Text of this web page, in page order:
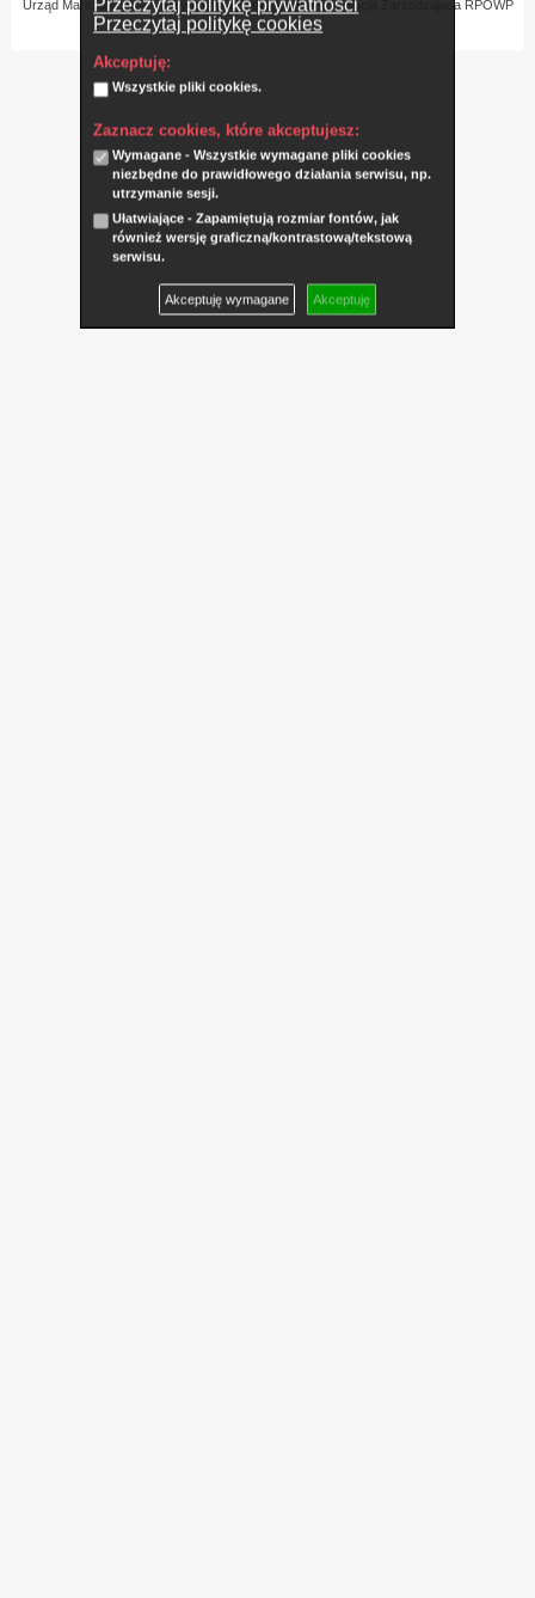
Przeczytaj politykę prywatności
Przeczytaj politykę cookies
Akceptuję:
Wszystkie pliki cookies.
Zaznacz cookies, które akceptujesz:
Wymagane - Wszystkie wymagane pliki cookies
niezbędne do prawidłowego działania serwisu, np.
utrzymanie sesji.
Ułatwiające - Zapamiętują rozmiar fontów, jak
również wersję graficzną/kontrastową/tekstową
serwisu.
Akceptuję wymagane Akceptuję
Urząd Marszałkowski Województwa Podlaskiego – Instytucja Zarządzająca RPOWP